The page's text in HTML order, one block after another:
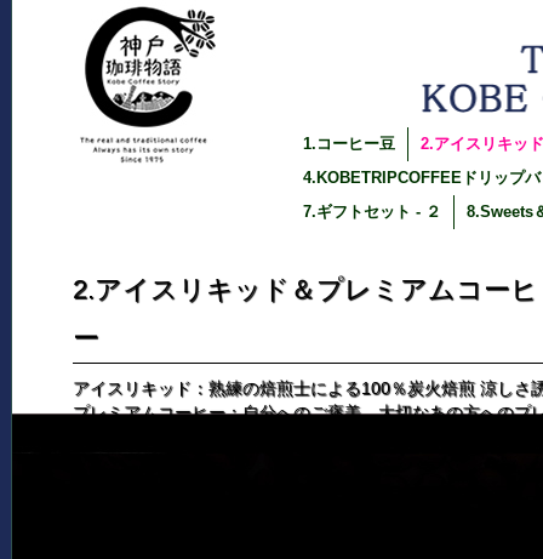
1.コーヒー豆
2.アイスリキッ
4.KOBETRIPCOFFEEドリップ
7.ギフトセット - ２
8.Sweets
2.アイスリキッド＆プレミアムコーヒ
ー
アイスリキッド：熟練の焙煎士による100％炭火焙煎 涼しさ
プレミアムコーヒー：自分へのご褒美。大切なあの方へのプ